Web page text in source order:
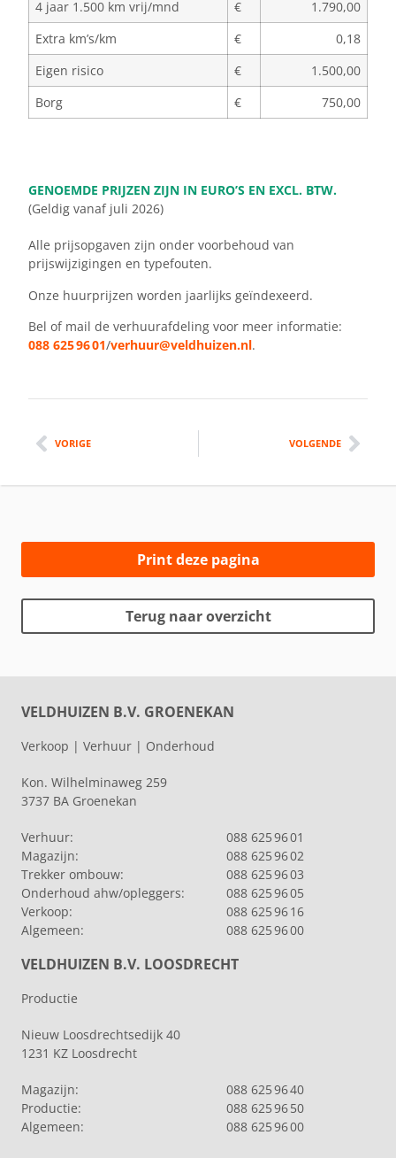
4 jaar 1.500 km vrij/mnd €
1.790,00
Extra km’s/km
€
0,18
Eigen risico
€
1.500,00
Borg
€ 750,00
GENOEMDE PRIJZEN ZIJN IN EURO’S EN EXCL. BTW.
(Geldig vanaf juli 2026)
Alle prijsopgaven zijn onder voorbehoud van
prijswijzigingen en typefouten.
Onze huurprijzen worden jaarlijks geïndexeerd.
Bel of mail de verhuurafdeling voor meer informatie:
088 625 96 01/verhuur@veldhuizen.nl.
VOLGENDE
VORIGE
Print deze pagina
Terug naar overzicht
VELDHUIZEN B.V. GROENEKAN
Verkoop | Verhuur | Onderhoud
Kon. Wilhelminaweg 259
3737 BA Groenekan
Verhuur:
088 625 96 01
Magazijn:
088 625 96 02
Trekker ombouw:
088 625 96 03
Onderhoud ahw/opleggers:
088 625 96 05
Verkoop:
088 625 96 16
Algemeen:
088 625 96 00
VELDHUIZEN B.V. LOOSDRECHT
Productie
Nieuw Loosdrechtsedijk 40
1231 KZ Loosdrecht
Magazijn:
088 625 96 40
Productie:
088 625 96 50
Algemeen:
088 625 96 00